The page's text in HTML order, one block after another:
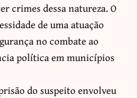
crimes dessa natureza. O
de uma atuação
no combate ao
política em municípios
do suspeito envolveu